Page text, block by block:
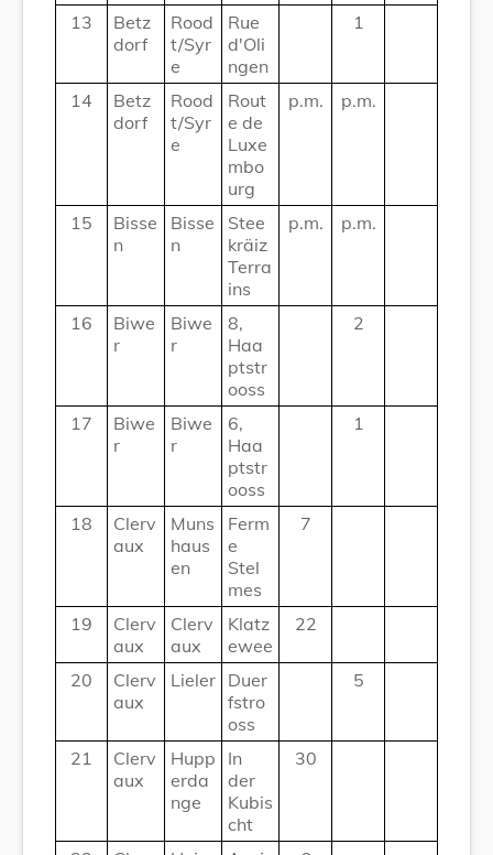
13
Betz
dorf
Rood
t/Syr
e
Rue
d'Oli
ngen
1
14
Betz
dorf
Rood
t/Syr
e
Rout
e de
Luxe
mbo
urg
p.m. p.m.
15
Bisse
n
Bisse
n
Stee
kräiz
Terra
ins
p.m. p.m.
16
Biwe
r
Biwe
r
8,
Haa
ptstr
ooss
2
17
Biwe
r
Biwe
r
6,
Haa
ptstr
ooss
1
18
Clerv
aux
Muns
haus
en
Ferm
e
Stel
mes
7
19
Clerv
aux
Clerv
aux
Klatz
ewee
22
20
Clerv
aux
Lieler Duer
fstro
oss
5
21
Clerv
aux
Hupp
erda
nge
In
der
Kubis
cht
30